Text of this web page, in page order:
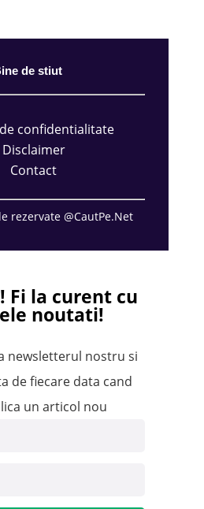
de stiut
confidentialitate
Disclaimer
Contact
rezervate @CautPe.Net
Fi la curent cu
noutati!
newsletterul nostru si
de fiecare data cand
un articol nou